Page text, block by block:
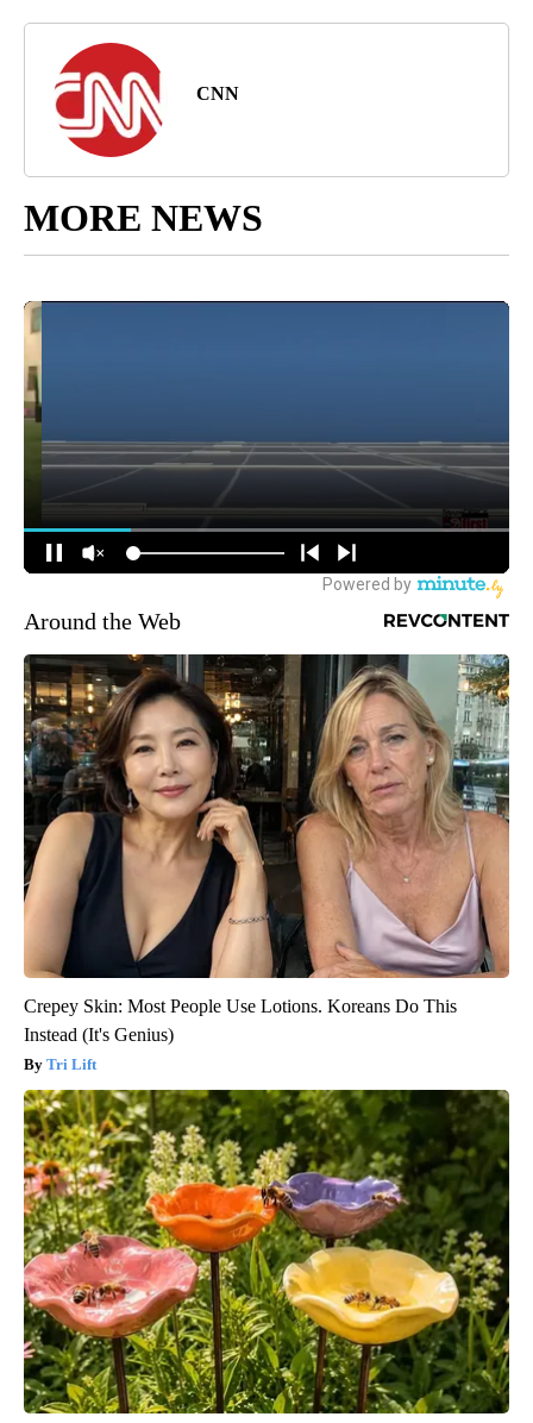
CNN
MORE NEWS
Around the Web
Crepey Skin: Most People Use Lotions. Koreans Do This
Instead (It's Genius)
Tri Lift